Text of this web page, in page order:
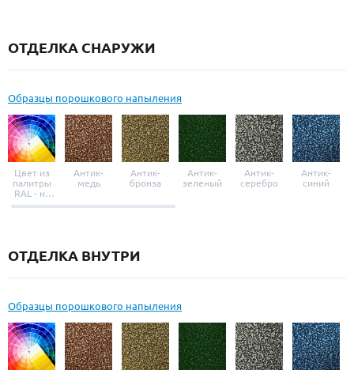
ОТДЕЛКА СНАРУЖИ
Образцы порошкового напыления
Цвет из
палитры
RAL - на
выбор
Антик-
медь
Антик-
бронза
Антик-
зеленый
Антик-
серебро
Антик-
синий
ОТДЕЛКА ВНУТРИ
Образцы порошкового напыления